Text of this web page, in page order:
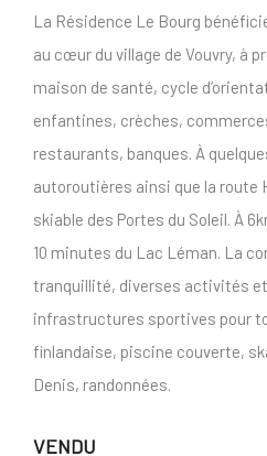
La Résidence Le Bourg
au cœur du village de Vouvry, à
maison de santé, cycle
enfantines, crèches,
restaurants, banques. À
autoroutières ainsi que la route
skiable des Portes du Soleil. À
10 minutes du Lac Léman. La
tranquillité, diverses activités
infrastructures sportives pour
finlandaise, piscine couverte,
Denis, randonnées.
VENDU